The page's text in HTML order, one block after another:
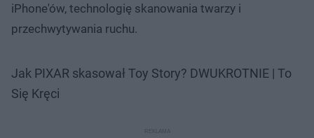
iPhone'ów, technologię skanowania twarzy i
przechwytywania ruchu.
Jak PIXAR skasował Toy Story? DWUKROTNIE | To
Się Kręci